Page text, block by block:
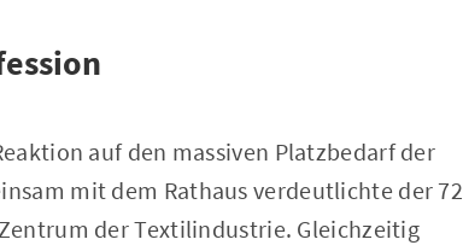
auf den massiven Platzbedarf der
mit dem Rathaus verdeutlichte der 72
der Textilindustrie. Gleichzeitig